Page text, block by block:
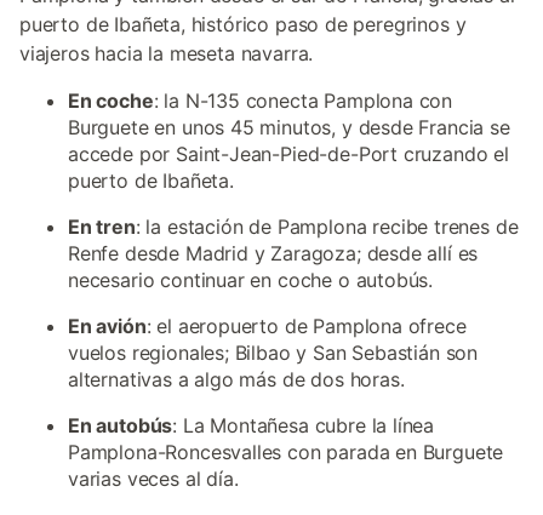
puerto de Ibañeta, histórico paso de peregrinos y
viajeros hacia la meseta navarra.
En coche: la N-135 conecta Pamplona con
Burguete en unos 45 minutos, y desde Francia se
accede por Saint-Jean-Pied-de-Port cruzando el
puerto de Ibañeta.
En tren: la estación de Pamplona recibe trenes de
Renfe desde Madrid y Zaragoza; desde allí es
necesario continuar en coche o autobús.
En avión: el aeropuerto de Pamplona ofrece
vuelos regionales; Bilbao y San Sebastián son
alternativas a algo más de dos horas.
En autobús: La Montañesa cubre la línea
Pamplona-Roncesvalles con parada en Burguete
varias veces al día.